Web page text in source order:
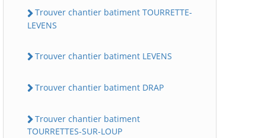
Trouver chantier batiment TOURRETTE-
LEVENS
Trouver chantier batiment LEVENS
Trouver chantier batiment DRAP
Trouver chantier batiment
TOURRETTES-SUR-LOUP